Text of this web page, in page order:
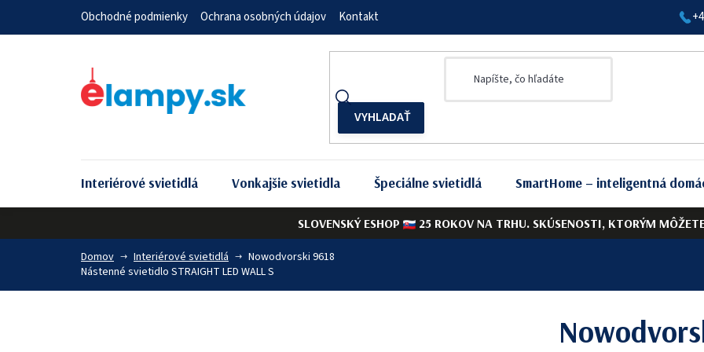
SLOVENSKÝ ESHOP 25 ROKOV NA TRHU. SKÚSENOSTI, KTORÝM
Obchodné podmienky Ochrana osobných údajov Kontakt
Interiérové svietidlá Vonkajšie svietidla Špeciálne svietidlá SmartHome – inteligentná
Domov Interiérové svietidlá
Nowodvorski 9618
Nástenné svietidlo STRAIGHT LED WALL S